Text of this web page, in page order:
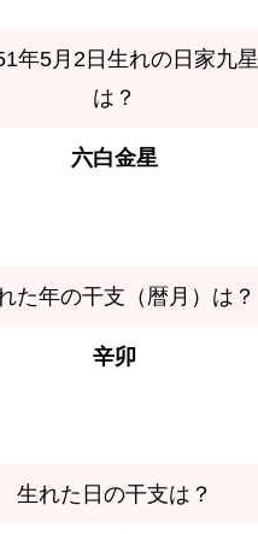
年5月2日生れの日家九星
は？
六白金星
た年の干支（暦月）は？
辛卯
生れた日の干支は？